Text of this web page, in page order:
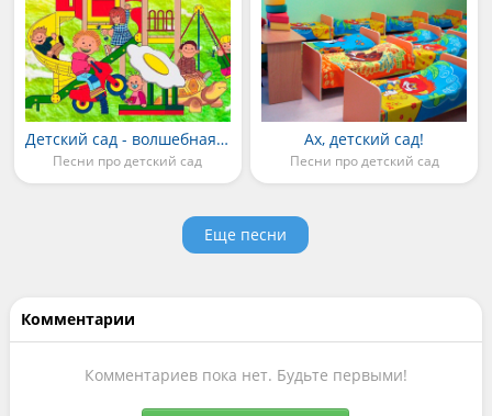
Детский сад - волшебная страна
Песни про детский сад
Ах, детский сад!
Песни про детский сад
Еще песни
Комментарии
Комментариев пока нет. Будьте первыми!